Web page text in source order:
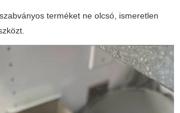
terméket ne olcsó, ismeretlen